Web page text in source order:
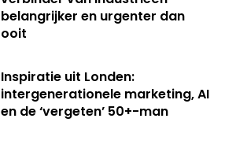
belangrijker en urgenter dan
ooit
Inspiratie uit Londen:
intergenerationele marketing, AI
en de ‘vergeten’ 50+-man